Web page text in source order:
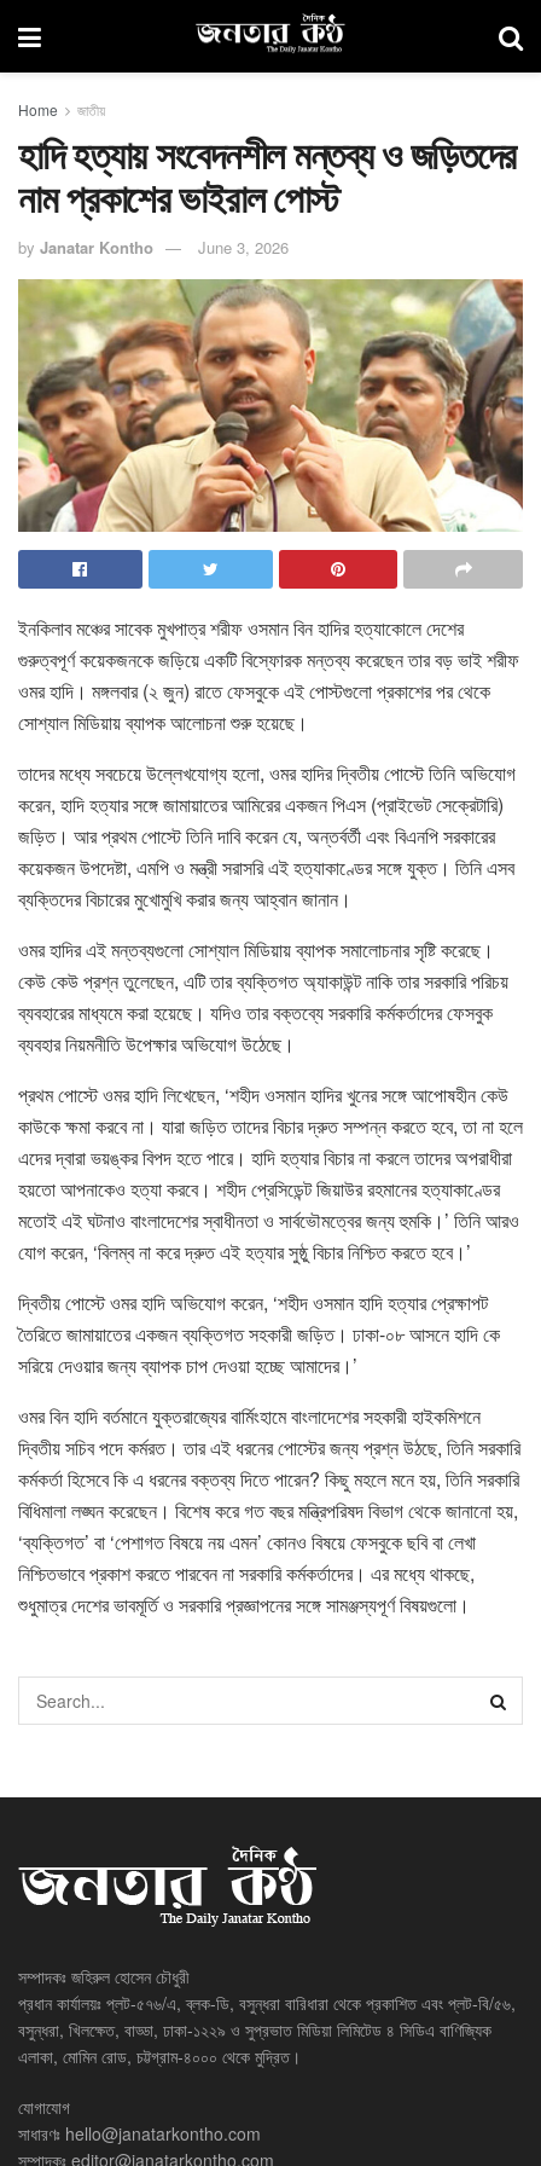
Home জাতীয়
হাদি হত্যায় সংবেদনশীল মন্তব্য ও জড়িতদের
নাম প্রকাশের ভাইরাল পোস্ট
by Janatar Kontho June 3, 2026
ইনকিলাব মঞ্চের সাবেক মুখপাত্র শরীফ ওসমান বিন হাদির হত্যাকােলে দেশের
গুরুত্বপূর্ণ কয়েকজনকে জড়িয়ে একটি বিস্ফোরক মন্তব্য করেছেন তার বড় ভাই শরীফ
ওমর হাদি। মঙ্গলবার (২ জুন) রাতে ফেসবুকে এই পোস্টগুলো প্রকাশের পর থেকে
সোশ্যাল মিডিয়ায় ব্যাপক আলোচনা শুরু হয়েছে।
তাদের মধ্যে সবচেয়ে উল্লেখযোগ্য হলো, ওমর হাদির দ্বিতীয় পোস্টে তিনি অভিযোগ
করেন, হাদি হত্যার সঙ্গে জামায়াতের আমিরের একজন পিএস (প্রাইভেট সেক্রেটারি)
জড়িত। আর প্রথম পোস্টে তিনি দাবি করেন যে, অন্তর্বর্তী এবং বিএনপি সরকারের
কয়েকজন উপদেষ্টা, এমপি ও মন্ত্রী সরাসরি এই হত্যাকাণ্ডের সঙ্গে যুক্ত। তিনি এসব
ব্যক্তিদের বিচারের মুখোমুখি করার জন্য আহ্বান জানান।
ওমর হাদির এই মন্তব্যগুলো সোশ্যাল মিডিয়ায় ব্যাপক সমালোচনার সৃষ্টি করেছে।
কেউ কেউ প্রশ্ন তুলেছেন, এটি তার ব্যক্তিগত অ্যাকাউন্ট নাকি তার সরকারি পরিচয়
ব্যবহারের মাধ্যমে করা হয়েছে। যদিও তার বক্তব্যে সরকারি কর্মকর্তাদের ফেসবুক
ব্যবহার নিয়মনীতি উপেক্ষার অভিযোগ উঠেছে।
প্রথম পোস্টে ওমর হাদি লিখেছেন, ‘শহীদ ওসমান হাদির খুনের সঙ্গে আপোষহীন কেউ
কাউকে ক্ষমা করবে না। যারা জড়িত তাদের বিচার দ্রুত সম্পন্ন করতে হবে, তা না হলে
এদের দ্বারা ভয়ঙ্কর বিপদ হতে পারে। হাদি হত্যার বিচার না করলে তাদের অপরাধীরা
হয়তো আপনাকেও হত্যা করবে। শহীদ প্রেসিডেন্ট জিয়াউর রহমানের হত্যাকাণ্ডের
মতোই এই ঘটনাও বাংলাদেশের স্বাধীনতা ও সার্বভৌমত্বের জন্য হুমকি।’ তিনি আরও
যোগ করেন, ‘বিলম্ব না করে দ্রুত এই হত্যার সুষ্ঠু বিচার নিশ্চিত করতে হবে।’
দ্বিতীয় পোস্টে ওমর হাদি অভিযোগ করেন, ‘শহীদ ওসমান হাদি হত্যার প্রেক্ষাপট
তৈরিতে জামায়াতের একজন ব্যক্তিগত সহকারী জড়িত। ঢাকা-০৮ আসনে হাদি কে
সরিয়ে দেওয়ার জন্য ব্যাপক চাপ দেওয়া হচ্ছে আমাদের।’
ওমর বিন হাদি বর্তমানে যুক্তরাজ্যের বার্মিংহামে বাংলাদেশের সহকারী হাইকমিশনে
দ্বিতীয় সচিব পদে কর্মরত। তার এই ধরনের পোস্টের জন্য প্রশ্ন উঠছে, তিনি সরকারি
কর্মকর্তা হিসেবে কি এ ধরনের বক্তব্য দিতে পারেন? কিছু মহলে মনে হয়, তিনি সরকারি
বিধিমালা লঙ্ঘন করেছেন। বিশেষ করে গত বছর মন্ত্রিপরিষদ বিভাগ থেকে জানানো হয়,
‘ব্যক্তিগত’ বা ‘পেশাগত বিষয়ে নয় এমন’ কোনও বিষয়ে ফেসবুকে ছবি বা লেখা
নিশ্চিতভাবে প্রকাশ করতে পারবেন না সরকারি কর্মকর্তাদের। এর মধ্যে থাকছে,
শুধুমাত্র দেশের ভাবমূর্তি ও সরকারি প্রজ্ঞাপনের সঙ্গে সামঞ্জস্যপূর্ণ বিষয়গুলো।
সম্পাদকঃ জহিরুল হোসেন চৌধুরী
প্রধান কার্যালয়ঃ প্লট-৫৭৬/এ, ব্লক-ডি, বসুন্ধরা বারিধারা থেকে প্রকাশিত এবং প্লট-বি/৫৬,
বসুন্ধরা, খিলক্ষেত, বাড্ডা, ঢাকা-১২২৯ ও সুপ্রভাত মিডিয়া লিমিটেড ৪ সিডিএ বাণিজ্যিক
এলাকা, মোমিন রোড, চট্টগ্রাম-৪০০০ থেকে মুদ্রিত।
যোগাযোগ
সাধারণঃ hello@janatarkontho.com
সম্পাদকঃ editor@janatarkontho.com